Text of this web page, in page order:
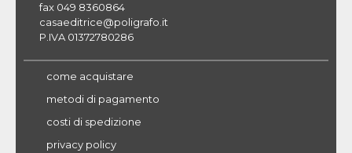
fax 049 8360864
casaeditrice@poligrafo.it
P.IVA 01372780286
come acquistare
metodi di pagamento
costi di spedizione
privacy policy